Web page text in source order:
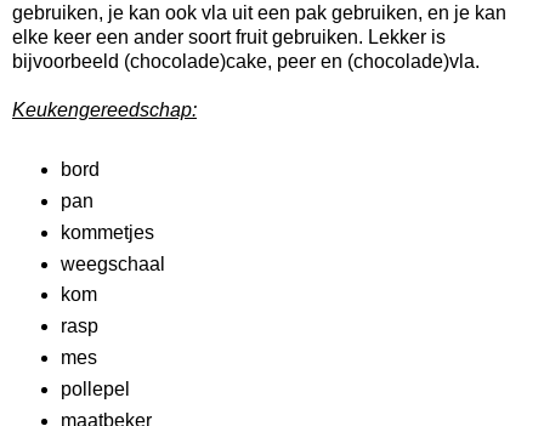
gebruiken, je kan ook vla uit een pak gebruiken, en je kan
elke keer een ander soort fruit gebruiken. Lekker is
bijvoorbeeld (chocolade)cake, peer en (chocolade)vla.
Keukengereedschap:
bord
pan
kommetjes
weegschaal
kom
rasp
mes
pollepel
maatbeker